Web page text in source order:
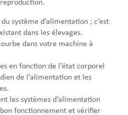
système d’alimentation ; c’est
dans les élevages.
dans votre machine à
en fonction de l’état corporel
de l’alimentation et les
les systèmes d’alimentation
bon fonctionnement et vérifier